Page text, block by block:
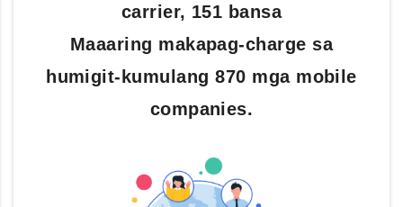
carrier, 151 bansa
Maaaring makapag-charge sa
humigit-kumulang 870 mga mobile
companies.